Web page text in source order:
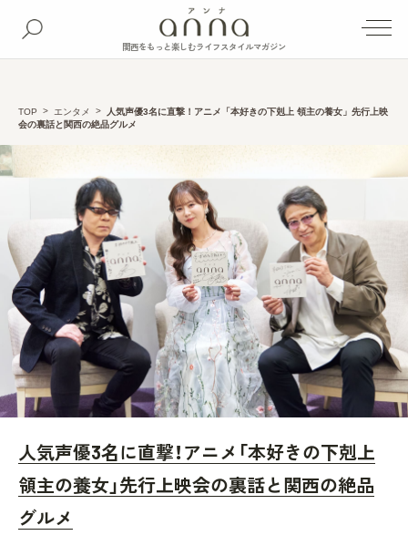
関西をもっと楽しむライフスタイルマガジン
TOP エンタメ
人気声優3名に直撃！アニメ「本好きの下剋上 領主の養女」先行上映
会の裏話と関西の絶品グルメ
人気声優3名に直撃！アニメ「本好きの下剋上
領主の養女」先行上映会の裏話と関西の絶品
グルメ